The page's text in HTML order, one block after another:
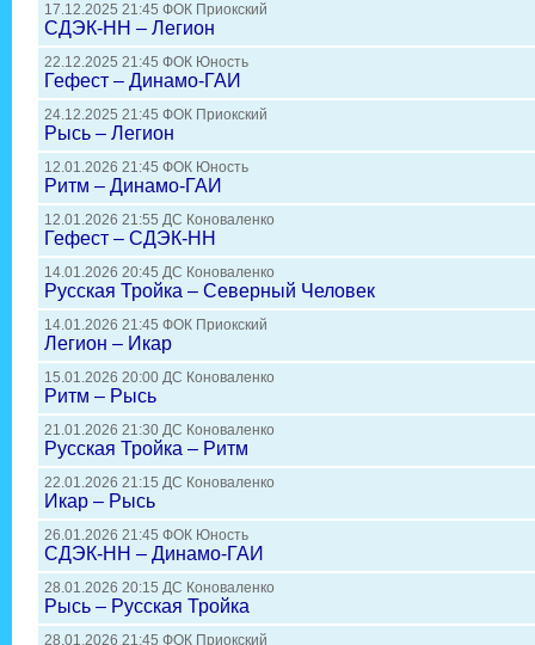
17.12.2025 21:45 ФОК Приокский
СДЭК-НН – Легион
22.12.2025 21:45 ФОК Юность
Гефест – Динамо-ГАИ
24.12.2025 21:45 ФОК Приокский
Рысь – Легион
12.01.2026 21:45 ФОК Юность
Ритм – Динамо-ГАИ
12.01.2026 21:55 ДС Коноваленко
Гефест – СДЭК-НН
14.01.2026 20:45 ДС Коноваленко
Русская Тройка – Северный Человек
14.01.2026 21:45 ФОК Приокский
Легион – Икар
15.01.2026 20:00 ДС Коноваленко
Ритм – Рысь
21.01.2026 21:30 ДС Коноваленко
Русская Тройка – Ритм
22.01.2026 21:15 ДС Коноваленко
Икар – Рысь
26.01.2026 21:45 ФОК Юность
СДЭК-НН – Динамо-ГАИ
28.01.2026 20:15 ДС Коноваленко
Рысь – Русская Тройка
28.01.2026 21:45 ФОК Приокский